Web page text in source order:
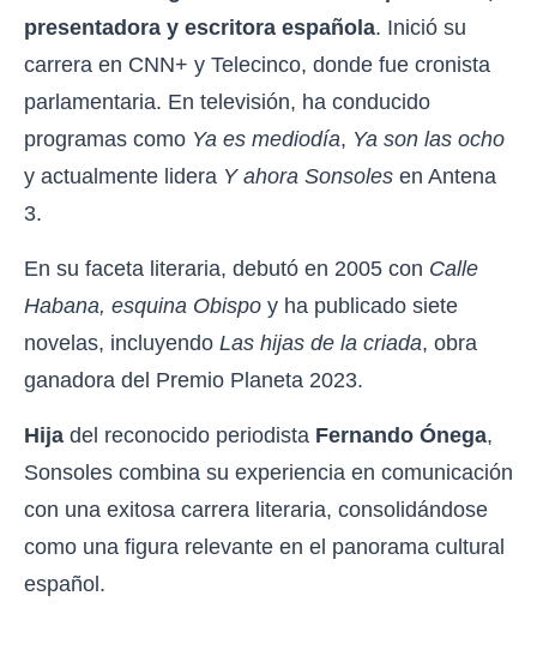
presentadora y escritora española. Inició su
carrera en CNN+ y Telecinco, donde fue cronista
parlamentaria. En televisión, ha conducido
programas como Ya es mediodía, Ya son las ocho
y actualmente lidera Y ahora Sonsoles en Antena
3.
En su faceta literaria, debutó en 2005 con Calle
Habana, esquina Obispo y ha publicado siete
novelas, incluyendo Las hijas de la criada, obra
ganadora del Premio Planeta 2023.
Hija del reconocido periodista Fernando Ónega,
Sonsoles combina su experiencia en comunicación
con una exitosa carrera literaria, consolidándose
como una figura relevante en el panorama cultural
español.